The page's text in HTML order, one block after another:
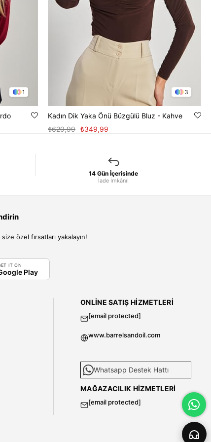
1 3
Kadın Dik Yaka Önü Büzgülü Bluz - Kahve
₺349,99
₺629,99
14 Gün İçerisinde
İade İmkânı!
özel fırsatları yakalayın!
IT ON
Play
ONLINE SATIŞ HIZMETLERI
[email protected]
www.barrelsandoil.com
Whatsapp Destek Hattı
MAĞAZACILIK HIZMETLERI
[email protected]